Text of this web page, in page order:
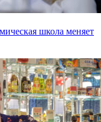
школа меняет